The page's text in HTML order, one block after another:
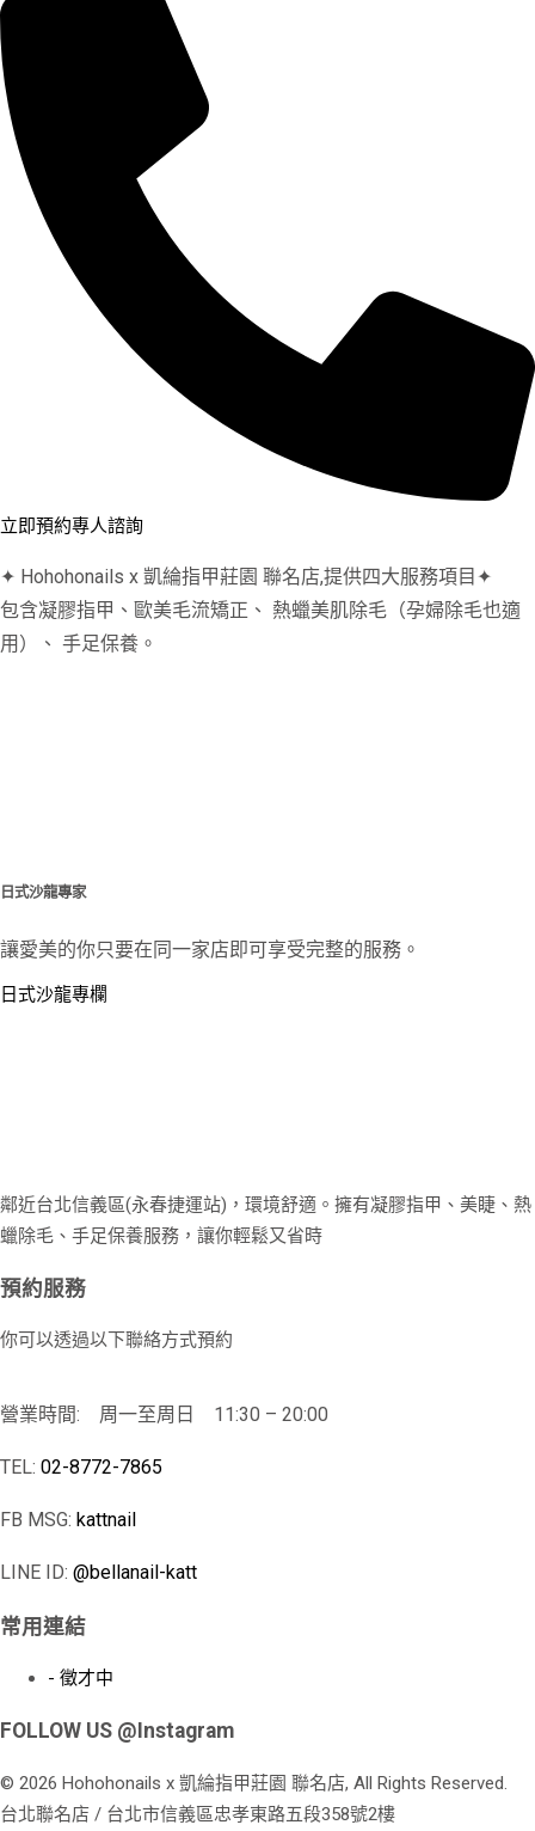
立即預約專人諮詢
✦ Hohohonails x 凱綸指甲莊園 聯名店,提供四大服務項目✦
包含凝膠指甲、歐美毛流矯正、 熱蠟美肌除毛（孕婦除毛也適
用）、 手足保養。
日式沙龍專家
讓愛美的你只要在同一家店即可享受完整的服務。
日式沙龍專欄
鄰近台北信義區(永春捷運站)，環境舒適。擁有凝膠指甲、美睫、熱
蠟除毛、手足保養服務，讓你輕鬆又省時
預約服務
你可以透過以下聯絡方式預約
營業時間: 周一至周日 11:30 – 20:00
TEL: 02-8772-7865
FB MSG: kattnail
LINE ID: @bellanail-katt
常用連結
- 徵才中
FOLLOW US @Instagram
© 2026 Hohohonails x 凱綸指甲莊園 聯名店, All Rights Reserved.
台北聯名店 / 台北市信義區忠孝東路五段358號2樓